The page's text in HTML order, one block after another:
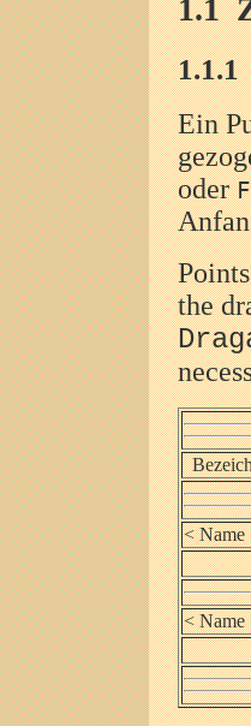
1.1
1.1.1
Ein
oder
the
< Name
< Name